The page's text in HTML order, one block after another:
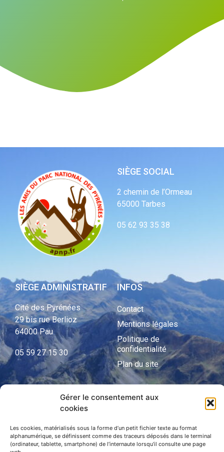
Gérer le consentement aux
cookies
Les cookies, matérialisés sous la forme d’un petit fichier texte au format
alphanumérique, se définissent comme des traceurs déposés dans le terminal
(ordinateur, tablette, smartphone) de l’internaute lorsqu’il consulte une page
SIÈGE SOCIAL
2 chemin de l’Ormeau
65000 Tarbes
05 62 93 35 38
SIÈGE ADMINISTRATIF
Cité des Pyrénées
29 bis rue Berlioz
64000 Pau
05 59 27 15 30
INFOS
Contact
Mentions légales
Politique de
confidentialité
Plan du site
Parc national des Pyrénées